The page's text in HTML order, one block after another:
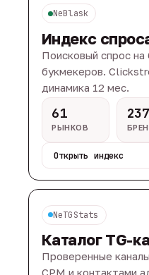
NeBlask
Индекс
Поисковый спрос на
букмекеров.
динамика 12 мес.
61
РЫНКОВ
Открыть индекс
NeTGStats
Каталог TG-
Проверенные
CPM и контактами